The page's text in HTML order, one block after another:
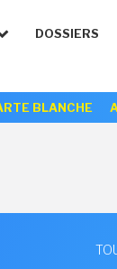
DOSSIERS
BLANCHE